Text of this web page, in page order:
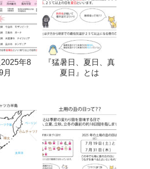
年8
月
『猛暑日、夏日、真
夏日』とは